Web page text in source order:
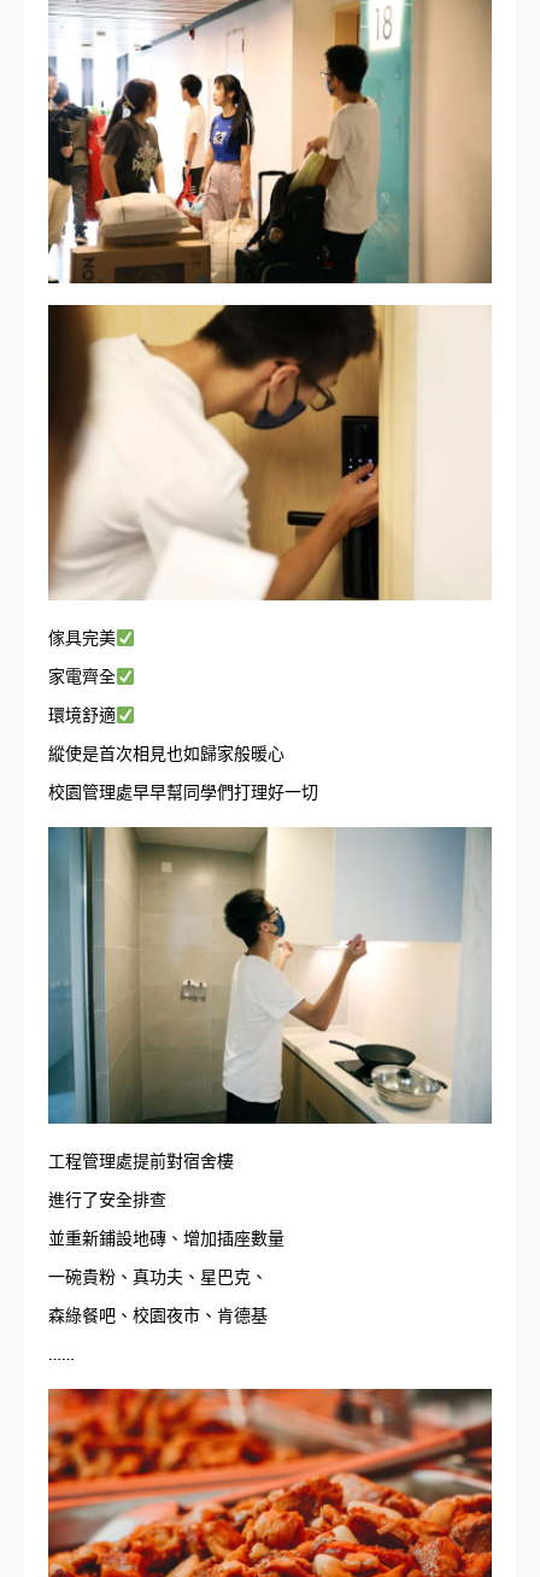
傢具完美
家電齊全
環境舒適
縱使是首次相見也如歸家般暖心
校園管理處早早幫同學們打理好一切
工程管理處提前對宿舍樓
進行了安全排查
並重新鋪設地磚、增加插座數量
一碗貴粉、真功夫、星巴克、
森綠餐吧、校園夜市、肯德基